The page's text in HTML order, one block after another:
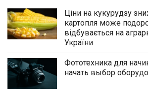
Ціни на кукурудзу
картопля може
відбувається на
України
Фототехника для
начать выбор